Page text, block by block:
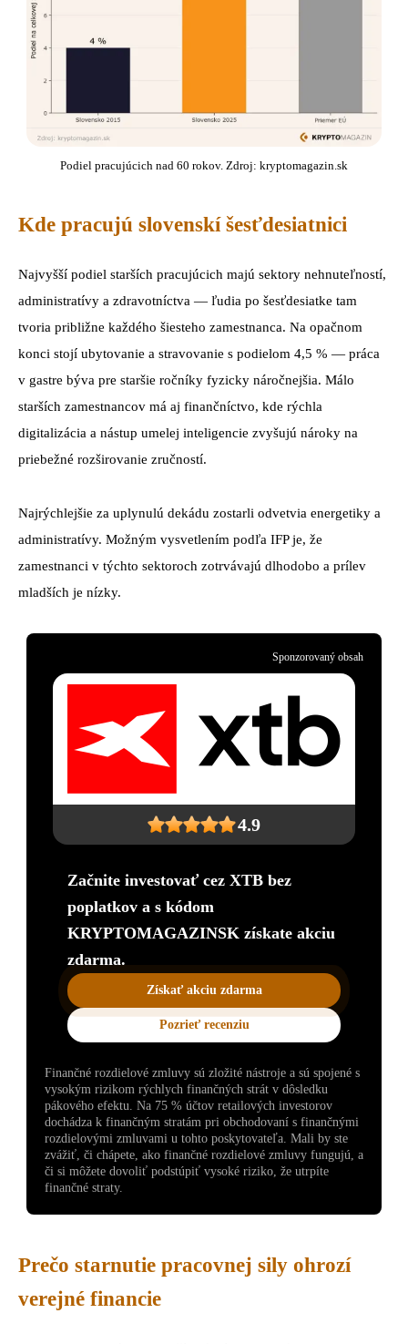
Podiel pracujúcich nad 60 rokov. Zdroj: kryptomagazin.sk
Kde pracujú slovenskí šesťdesiatnici
Najvyšší podiel starších pracujúcich majú sektory nehnuteľností,
administratívy a zdravotníctva — ľudia po šesťdesiatke tam
tvoria približne každého šiesteho zamestnanca. Na opačnom
konci stojí ubytovanie a stravovanie s podielom 4,5 % — práca
v gastre býva pre staršie ročníky fyzicky náročnejšia. Málo
starších zamestnancov má aj finančníctvo, kde rýchla
digitalizácia a nástup umelej inteligencie zvyšujú nároky na
priebežné rozširovanie zručností.
Najrýchlejšie za uplynulú dekádu zostarli odvetvia energetiky a
administratívy. Možným vysvetlením podľa IFP je, že
zamestnanci v týchto sektoroch zotrvávajú dlhodobo a prílev
mladších je nízky.
4.9
Začnite investovať cez XTB bez
poplatkov a s kódom
KRYPTOMAGAZINSK získate akciu
zdarma.
Získať akciu zdarma
Pozrieť recenziu
Sponzorovaný obsah
Finančné rozdielové zmluvy sú zložité nástroje a sú spojené s
vysokým rizikom rýchlych finančných strát v dôsledku
pákového efektu. Na 75 % účtov retailových investorov
dochádza k finančným stratám pri obchodovaní s finančnými
rozdielovými zmluvami u tohto poskytovateľa. Mali by ste
zvážiť, či chápete, ako finančné rozdielové zmluvy fungujú, a
či si môžete dovoliť podstúpiť vysoké riziko, že utrpíte
finančné straty.
Prečo starnutie pracovnej sily ohrozí
verejné financie